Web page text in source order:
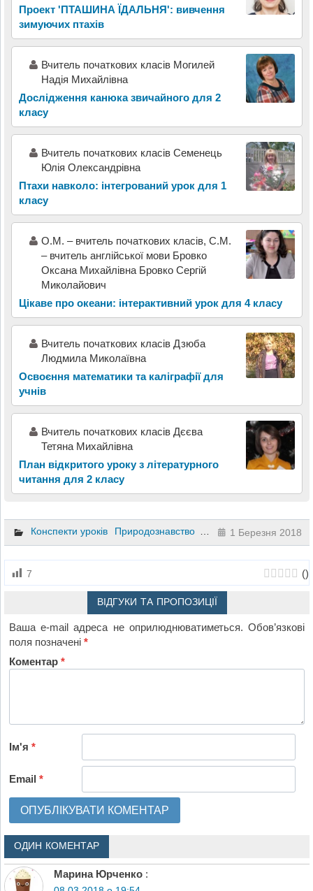
Проект 'ПТАШИНА ЇДАЛЬНЯ': вивчення
зимуючих птахів
Вчитель початкових класів Могилей
Надія Михайлівна
Дослідження канюка звичайного для 2
класу
Вчитель початкових класів Семенець
Юлія Олександрівна
Птахи навколо: інтегрований урок для 1
класу
О.М. – вчитель початкових класів, С.М.
– вчитель англійської мови Бровко
Оксана Михайлівна Бровко Сергій
Миколайович
Цікаве про океани: інтерактивний урок для 4 класу
Вчитель початкових класів Дзюба
Людмила Миколаївна
Освоєння математики та каліграфії для
учнів
Вчитель початкових класів Дєєва
Тетяна Михайлівна
План відкритого уроку з літературного
читання для 2 класу
Конспекти уроків Природознавство 2 клас 1 Березня 2018
7 ()
ВІДГУКИ ТА ПРОПОЗИЦІЇ
Ваша e-mail адреса не оприлюднюватиметься. Обов’язкові
поля позначені*
Коментар*
Ім'я*
Email*
ОДИН КОМЕНТАР
Марина Юрченко :